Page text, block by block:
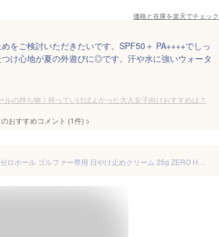
価格と在庫を楽天でチェック
をご検討いただきたいです。SPF50＋ PA++++でしっ
け心地が夏の外遊びに◎です。汗や水に強いウォータ
ルの持ち物｜持っていけばよかった大人女子向けおすすめは？
おすすめコメント (1件) >